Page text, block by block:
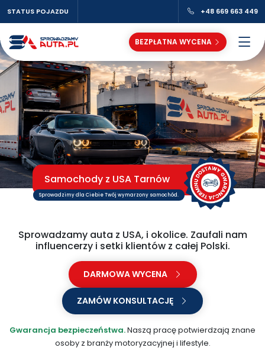
STATUS POJAZDU +48 669 663 449
BEZPŁATNA WYCENA
Samochody z USA Tarnów
Sprowadzimy dla Ciebie Twój wymarzony samochód.
Sprowadzamy auta z USA, i okolice. Zaufali nam
influencerzy i setki klientów z całej Polski.
DARMOWA WYCENA
ZAMÓW KONSULTACJĘ
Gwarancja bezpieczeństwa.Naszą pracę potwierdzają znane
osoby z branży motoryzacyjnej i lifestyle.